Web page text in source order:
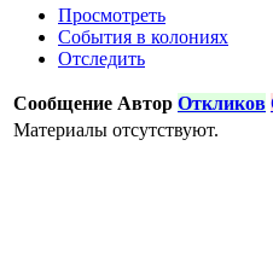
Просмотреть
События в колониях
Отследить
Сообщение Автор Откликов
Материалы отсутствуют.